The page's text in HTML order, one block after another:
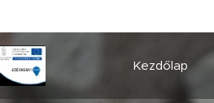
Kezdőlap